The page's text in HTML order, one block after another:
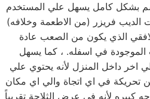
بشكل كامل يسهل علي المستخدم
الديب فريزر (من الاطعمة وخلافه)
الذي يكون من الصعب عادة
الموجودة في اسفله. ، كما يسهل
اخر داخل المنزل لأنه يحتوي علي
تحريكة في اي اتجاة والي اي مكان
كبيره لأنه في عرض الثلاجة تقريباً